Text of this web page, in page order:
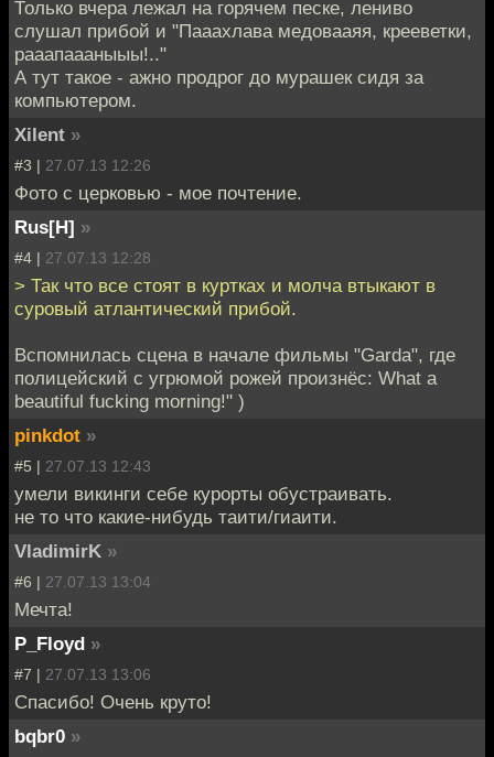
Только вчера лежал на горячем песке, лениво
слушал прибой и "Пааахлава медовааяя, крееветки,
рааапаааныыы!.."
А тут такое - ажно продрог до мурашек сидя за
компьютером.
Xilent »
#3 | 27.07.13 12:26
Фото с церковью - мое почтение.
Rus[H] »
#4 | 27.07.13 12:28
> Так что все стоят в куртках и молча втыкают в
суровый атлантический прибой.
Вспомнилась сцена в начале фильмы "Garda", где
полицейский с угрюмой рожей произнёс: What a
beautiful fucking morning!" )
pinkdot »
#5 | 27.07.13 12:43
умели викинги себе курорты обустраивать.
не то что какие-нибудь таити/гиаити.
VladimirK »
#6 | 27.07.13 13:04
Мечта!
P_Floyd »
#7 | 27.07.13 13:06
Спасибо! Очень круто!
bqbr0 »